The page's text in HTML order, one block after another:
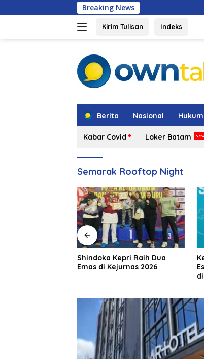
ke
Breaking News Shindoka
Kirim Tulisan Indeks
Berita Nasional
Kabar Covid Loker Batam
Semarak Rooftop Night
Kepala BGN Tegaskan Pejabat
Eselon 1 dan 2 Wajib Berkarya